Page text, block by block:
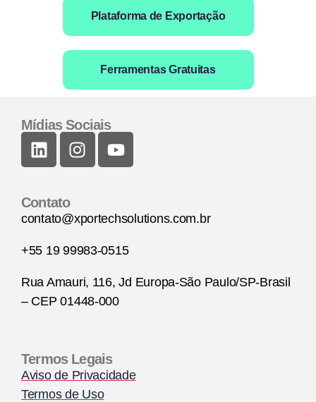
Plataforma de Exportação
Ferramentas Gratuitas
Mídias Sociais
Contato
contato@xportechsolutions.com.br
+55 19 99983-0515
Rua Amauri, 116, Jd Europa-São Paulo/SP-Brasil
– CEP 01448-000
Termos Legais
Aviso de Privacidade
Termos de Uso